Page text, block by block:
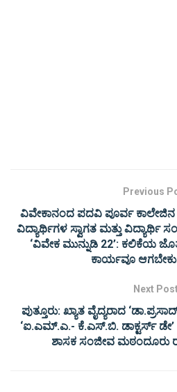
Previous
ವಿವೇಕಾನಂದ ಪದವಿ ಪೂರ್ವ
ವಿದ್ಯಾರ್ಥಿಗಳ ಸ್ವಾಗತ ಮತ್ತು
‘ವಿವೇಕ ಮುನ್ನುಡಿ 22’: ಕಲಿಕೆಯ
ಕಾರ್ಯವೂ
Next
ಪುತ್ತೂರು: ಖ್ಯಾತ ವೈದ್ಯರಾದ
‘ಐ.ಎಮ್.ಎ.- ಕೆ.ಎಸ್.ಬಿ. ಡಾಕ್ಟರ್ಸ್
ಶಾಸಕ ಸಂಜೀವ